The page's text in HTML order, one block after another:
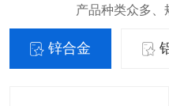
产品种类众多、
锌合金